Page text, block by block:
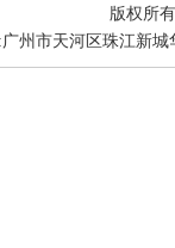
版权所
州市天河区珠江新城